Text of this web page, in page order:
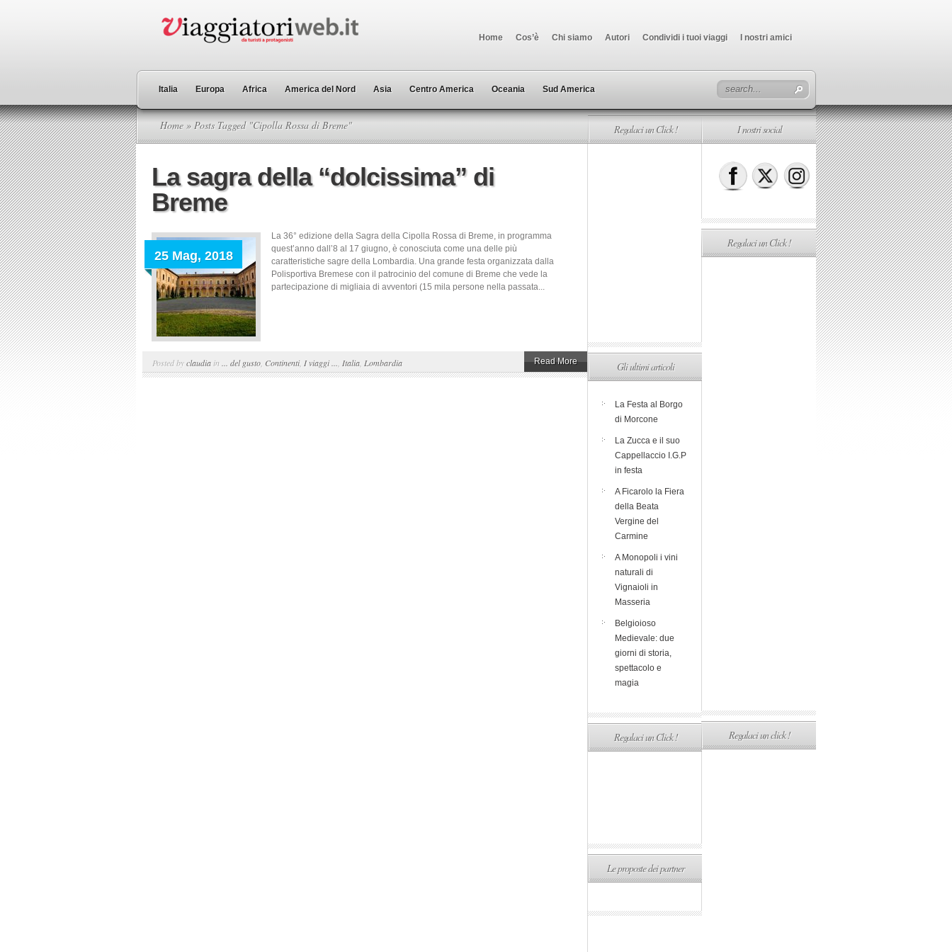
Home Cos’è Chi siamo Autori Condividi i tuoi viaggi I nostri amici
Italia Europa Africa America del Nord Asia Centro America Oceania Sud America
Home » Posts Tagged "Cipolla Rossa di Breme"
La sagra della “dolcissima” di
Breme
25 Mag, 2018
La 36° edizione della Sagra della Cipolla Rossa di Breme, in programma
quest’anno dall’8 al 17 giugno, è conosciuta come una delle più
caratteristiche sagre della Lombardia. Una grande festa organizzata dalla
Polisportiva Bremese con il patrocinio del comune di Breme che vede la
partecipazione di migliaia di avventori (15 mila persone nella passata...
Posted byclaudia in ... del gusto Continenti, I viaggi ... Italia Lombardia Read More
Regalaci un Click !
Gli ultimi articoli
La Festa al Borgo
di Morcone
La Zucca e il suo
Cappellaccio I.G.P
in festa
A Ficarolo la Fiera
della Beata
Vergine del
Carmine
A Monopoli i vini
naturali di
Vignaioli in
Masseria
Belgioioso
Medievale: due
giorni di storia,
spettacolo e
magia
Regalaci un Click !
Le proposte dei partner
I nostri social
Regalaci un Click !
Regalaci un click !